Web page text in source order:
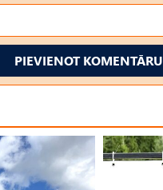
PIEVIENOT KOMENTĀRU